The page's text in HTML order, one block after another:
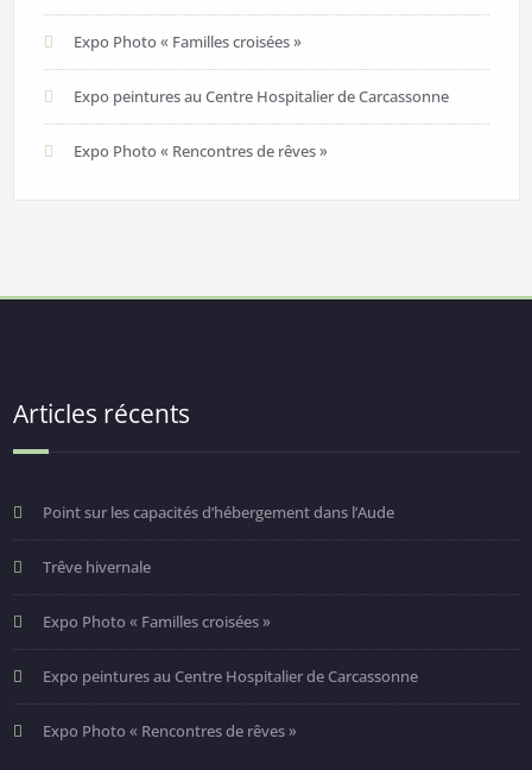
Expo Photo « Familles croisées »
Expo peintures au Centre Hospitalier de Carcassonne
Expo Photo « Rencontres de rêves »
Articles récents
Point sur les capacités d’hébergement dans l’Aude
Trêve hivernale
Expo Photo « Familles croisées »
Expo peintures au Centre Hospitalier de Carcassonne
Expo Photo « Rencontres de rêves »